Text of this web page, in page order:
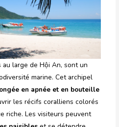
au large de Hội An, sont un
marine. Cet archipel
en apnée et en bouteille
les récifs coralliens colorés
riche. Les visiteurs peuvent